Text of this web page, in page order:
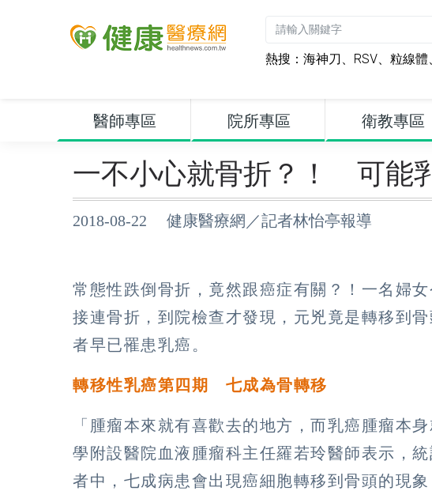
熱搜： 海神刀 、 RSV、 粒線體
醫師專區 院所專區 衛教專區
一不小心就骨折？！ 可能
2018-08-22 健康醫療網／記者林怡亭報導
常態性跌倒骨折，竟然跟癌症有關？！一名婦
接連骨折，到院檢查才發現，元兇竟是轉移到
者早已罹患乳癌。
轉移性乳癌第四期 七成為骨轉移
「腫瘤本來就有喜歡去的地方，而乳癌腫瘤本
學附設醫院血液腫瘤科主任羅若玲醫師表示，
者中，七成病患會出現癌細胞轉移到骨頭的現